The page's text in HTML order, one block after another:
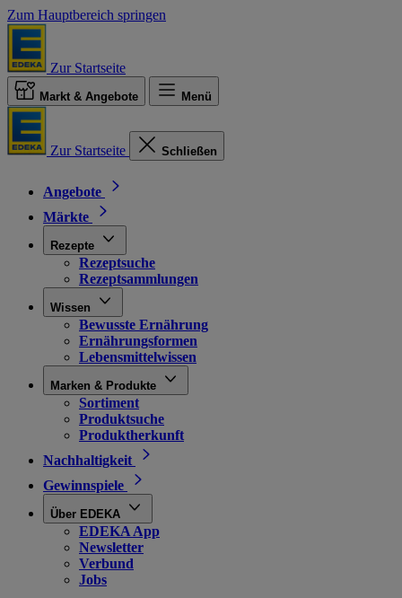
Zum Hauptbereich springen
Zur Startseite
Markt & Angebote Menü
Zur Startseite Schließen
Angebote
Märkte
Rezepte
Rezeptsuche
Rezeptsammlungen
Wissen
Bewusste Ernährung
Ernährungsformen
Lebensmittelwissen
Marken & Produkte
Sortiment
Produktsuche
Produktherkunft
Nachhaltigkeit
Gewinnspiele
Über EDEKA
EDEKA App
Newsletter
Verbund
Jobs